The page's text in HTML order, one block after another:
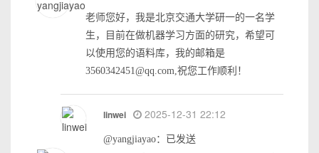
老师您好，我是北京交通大学研一的一名学
生，目前在做机器学习方面的研究，希望可
以使用您的语料库，我的邮箱是
3560342451@qq.com,祝您工作顺利！
linwei 2025-12-31 22:12
@yangjiayao：已发送